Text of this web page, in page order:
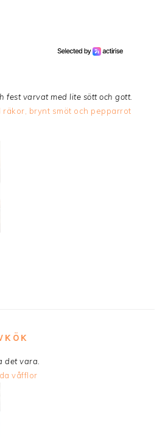
fest varvat med lite sött och gott.
räkor, brynt smöt och pepparrot
det vara.
våfflor